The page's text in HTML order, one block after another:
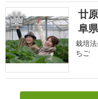
2
廿
阜
栽培
ちご